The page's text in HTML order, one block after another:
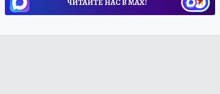
ЧИТАЙТЕ НАС В МАХ!